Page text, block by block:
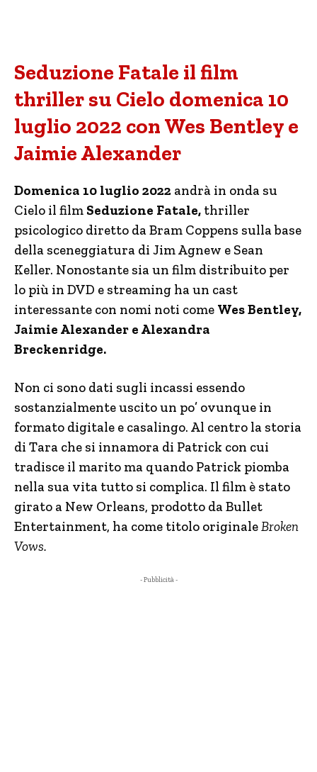
Seduzione Fatale il film
thriller su Cielo domenica 10
luglio 2022 con Wes Bentley e
Jaimie Alexander
Domenica 10 luglio 2022 andrà in onda su
Cielo il film Seduzione Fatale, thriller
psicologico diretto da Bram Coppens sulla base
della sceneggiatura di Jim Agnew e Sean
Keller. Nonostante sia un film distribuito per
lo più in DVD e streaming ha un cast
interessante con nomi noti come Wes Bentley,
Jaimie Alexander e Alexandra
Breckenridge.
Non ci sono dati sugli incassi essendo
sostanzialmente uscito un po’ ovunque in
formato digitale e casalingo. Al centro la storia
di Tara che si innamora di Patrick con cui
tradisce il marito ma quando Patrick piomba
nella sua vita tutto si complica. Il film è stato
girato a New Orleans, prodotto da Bullet
Entertainment, ha come titolo originaleBroken
Vows.
- Pubblicità -